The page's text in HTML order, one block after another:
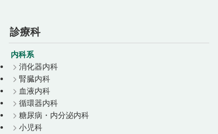
診療科
内科系
消化器内科
腎臓内科
血液内科
循環器内科
糖尿病・内分泌内科
小児科